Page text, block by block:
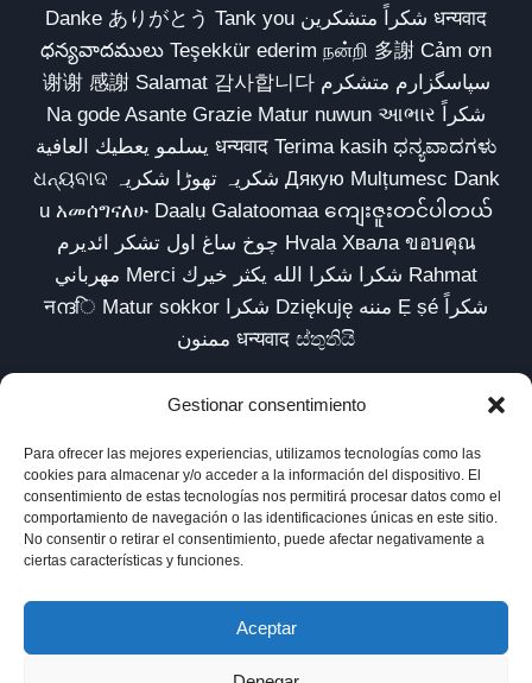
Gestionar consentimiento
Para ofrecer las mejores experiencias, utilizamos tecnologías como las
cookies para almacenar y/o acceder a la información del dispositivo. El
consentimiento de estas tecnologías nos permitirá procesar datos como el
comportamiento de navegación o las identificaciones únicas en este sitio.
No consentir o retirar el consentimiento, puede afectar negativamente a
ciertas características y funciones.
Aceptar
Danke ありがとう Tank you شكراً متشكرين धन्यवाद
ధన్యవాదములు Teşekkür ederim நன்றி 多謝 Cảm ơn
谢谢 感謝 Salamat 감사합니다 سپاسگزارم متشکرم
Na gode Asante Grazie Matur nuwun આભાર شكراً
يسلمو يعطيك العافية धन्यवाद Terima kasih ಧನ್ಯವಾದಗಳು
ଧନ୍ୟବାଦ شکریہ تھوڑا شکریہ Дякую Mulțumesc Dank
u አመሰግናለሁ Daalụ Galatoomaa ကျေးဇူးတင်ပါတယ်
چوخ ساغ اول تشکر ائدیرم Hvala Хвала ขอบคุณ
مهرباني Merci شكرا شكرا الله يكثر خيرك Rahmat
नന്ദि Matur sokkor شكرا Dziękuję مننه Ẹ ṣé شكراً
ممنون धन्यवाद ස්තුතියි
Inicio Biblioteca Parábolas TV
Comunidad
Esencia
Blog
Política de privacidad
Aviso legal
Política de cookies (UE)